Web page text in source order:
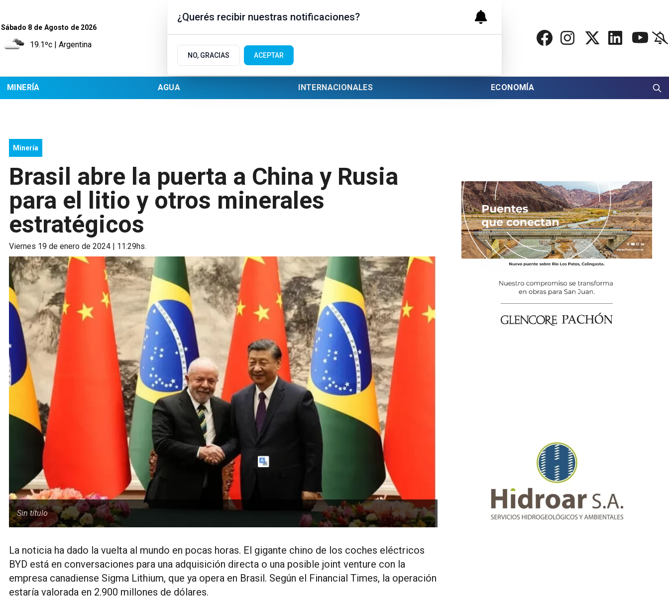
Sábado 8 de Agosto de 2026
19.1ºc | Argentina
MINERÍA AGUA INTERNACIONALES ECONOMÍA
Minería
Brasil abre la puerta a China y Rusia
para el litio y otros minerales
estratégicos
viernes 19 de enero de 2024 | 11:29hs.
Sin título
La noticia ha dado la vuelta al mundo en pocas horas. El gigante chino de los coches eléctricos
BYD está en conversaciones para una adquisición directa o una posible joint venture con la
empresa canadiense Sigma Lithium, que ya opera en Brasil. Según el Financial Times, la operación
estaría valorada en 2.900 millones de dólares.
¿Querés recibir nuestras notificaciones?
NO, GRACIAS ACEPTAR